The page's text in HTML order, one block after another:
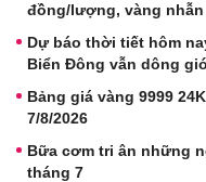
đồng/lượng, vàng
Dự báo thời tiết hôm
Biển Đông vẫn dông
Bảng giá vàng 9999
7/8/2026
Bữa cơm tri ân những
tháng 7